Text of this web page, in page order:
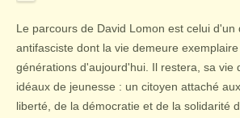
Le parcours de David Lomon est celui d'un
antifasciste dont la vie demeure
générations d'aujourd'hui. Il restera, sa vie
idéaux de jeunesse : un citoyen attaché
liberté, de la démocratie et de la solidarité